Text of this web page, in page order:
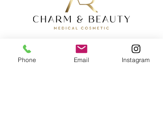
Phone Email Instagram